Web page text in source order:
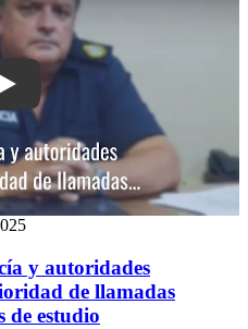
Play: Reunión entre jefe de Policía y
y autoridades
de llamadas
de estudio